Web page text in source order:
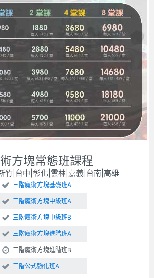
方塊常態班課程
竹|台中|彰化|雲林|嘉義|台南|高雄
三階魔術方塊基礎班A
三階魔術方塊中級班A
三階魔術方塊中級班B
三階魔術方塊進階班A
三階魔術方塊進階班B
三階公式強化班A